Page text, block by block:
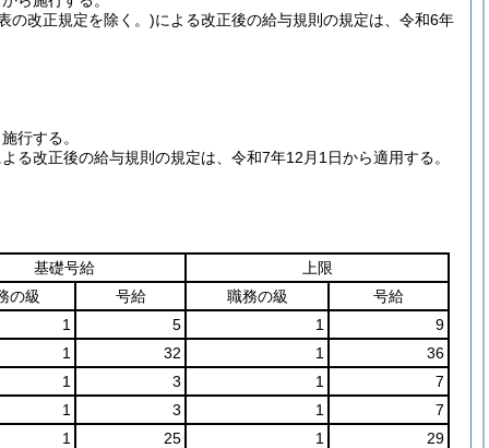
の改正規定を除く。)による改正後の給与規則の規定は、令和6年
行する。
よる改正後の給与規則の規定は、令和7年12月1日から適用する。
基礎号給
上限
の級
号給 職務の級
号給
1 5 1
9
1 32 1
36
1 3 1
7
1 3 1
7
1 25 1
29